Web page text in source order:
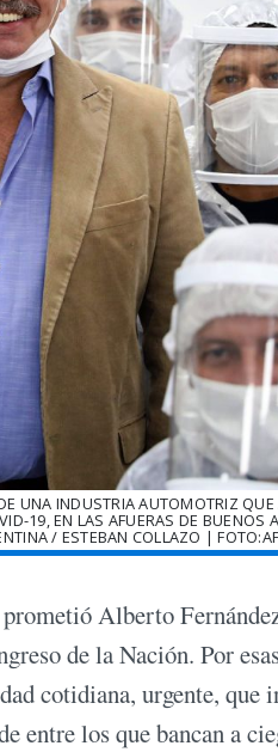
UNA INDUSTRIA AUTOMOTRIZ
19, EN LAS AFUERAS DE BUENOS
/ ESTEBAN COLLAZO |
Alberto
de la Nación. Por
cotidiana, urgente, que
entre los que bancan a